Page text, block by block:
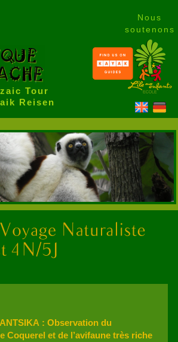
Tour
Reisen
Nous
soutenons
: Observation du
Coquerel et de l’avifaune très riche